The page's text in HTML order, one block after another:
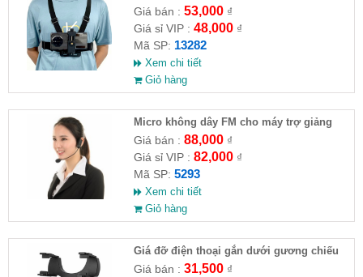
video hành trình
Giá bán : 53,000₫
Giá sỉ VIP : 48,000₫
Mã SP: 13282
Xem chi tiết
Giỏ hàng
Micro không dây FM cho máy trợ giảng
Giá bán : 88,000₫
Giá sỉ VIP : 82,000₫
Mã SP: 5293
Xem chi tiết
Giỏ hàng
Giá đỡ điện thoại gắn dưới gương chiếu
hậu xe hơi
Giá bán : 31,500₫